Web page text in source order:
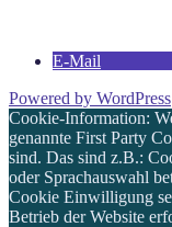
E-Mail
Powered by WordPress
Cookie-Information:
genannte First Party
sind. Das sind z.B.:
oder Sprachauswahl
Cookie Einwilligung
Betrieb der Website